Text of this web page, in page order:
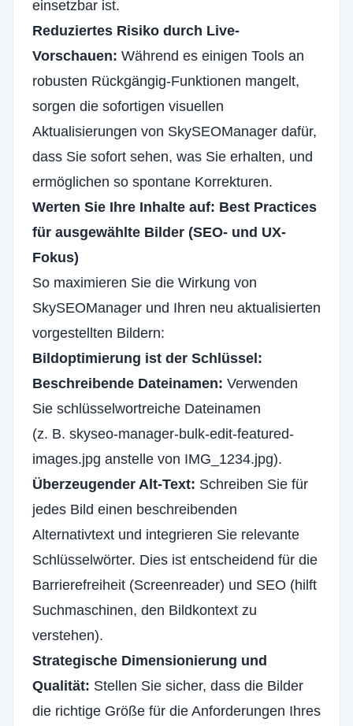
einsetzbar ist.
Reduziertes Risiko durch Live-
Vorschauen: Während es einigen Tools an
robusten Rückgängig-Funktionen mangelt,
sorgen die sofortigen visuellen
Aktualisierungen von SkySEOManager dafür,
dass Sie sofort sehen, was Sie erhalten, und
ermöglichen so spontane Korrekturen.
Werten Sie Ihre Inhalte auf: Best Practices
für ausgewählte Bilder (SEO- und UX-
Fokus)
So maximieren Sie die Wirkung von
SkySEOManager und Ihren neu aktualisierten
vorgestellten Bildern:
Bildoptimierung ist der Schlüssel:
Beschreibende Dateinamen: Verwenden
Sie schlüsselwortreiche Dateinamen
(z. B. skyseo-manager-bulk-edit-featured-
images.jpg anstelle von IMG_1234.jpg).
Überzeugender Alt-Text: Schreiben Sie für
jedes Bild einen beschreibenden
Alternativtext und integrieren Sie relevante
Schlüsselwörter. Dies ist entscheidend für die
Barrierefreiheit (Screenreader) und SEO (hilft
Suchmaschinen, den Bildkontext zu
verstehen).
Strategische Dimensionierung und
Qualität: Stellen Sie sicher, dass die Bilder
die richtige Größe für die Anforderungen Ihres